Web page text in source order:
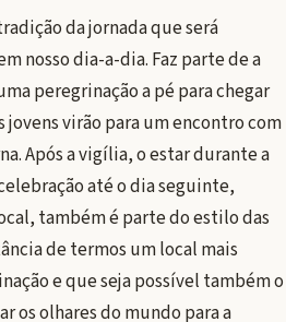
da jornada que será
nosso dia-a-dia. Faz parte de a
peregrinação a pé para chegar
jovens virão para um encontro com
Após a vigília, o estar durante a
até o dia seguinte,
também é parte do estilo das
de termos um local mais
e que seja possível também o
os olhares do mundo para a